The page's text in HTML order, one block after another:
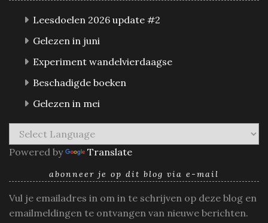
Leesdoelen 2026 update #2
Gelezen in juni
Experiment wandelvierdaagse
Beschadigde boeken
Gelezen in mei
Powered by Translate
abonneer je op dit blog via e-mail
Vul je emailadres in om in te schrijven op deze blog en
emailmeldingen te ontvangen van nieuwe berichten.